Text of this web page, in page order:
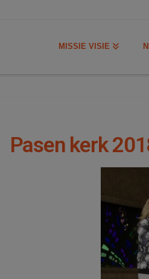
MISSIE VISIE
Pasen kerk